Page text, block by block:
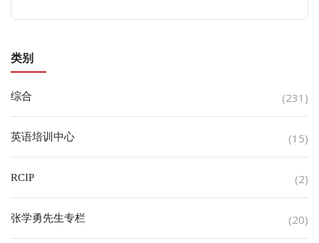
类别
综合 (231)
英语培训中心 (15)
RCIP (2)
张学勇先生专栏 (20)